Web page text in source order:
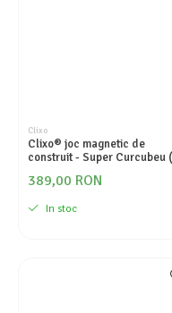
Clixo
Clixo® joc magnetic de
construit - Super Curcubeu
389,00 RON
In stoc